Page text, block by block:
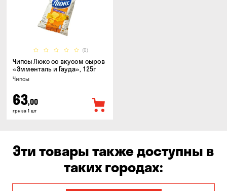
(0)
Чипсы Люкс со вкусом сыров
«Эмменталь и Гауда», 125г
Чипсы
63,00
грн за 1 шт
Эти товары также доступны в
таких городах: